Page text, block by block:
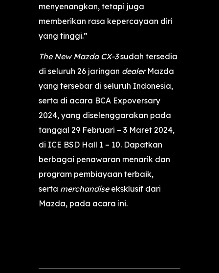
menyenangkan, tetapi juga
memberikan rasa kepercayaan diri
yang tinggi.”
The New Mazda CX-3sudah tersedia
di seluruh 26 jaringan dealerMazda
yang tersebar di seluruh Indonesia,
serta di acara BCA Expoversary
2024, yang diselenggarakan pada
tanggal 29 Februari – 3 Maret 2024,
di ICE BSD Hall 1 – 10. Dapatkan
berbagai penawaran menarik dan
program pembiayaan terbaik,
serta merchandiseeksklusif dari
Mazda, pada acara ini.